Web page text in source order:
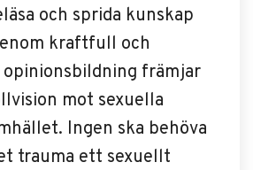
och sprida kunskap
kraftfull och
främjar
mot sexuella
Ingen ska behöva
trauma ett sexuellt